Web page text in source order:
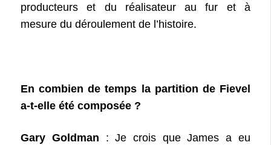
producteurs et du réalisateur au fur et à
mesure du déroulement de l’histoire.
En combien de temps la partition de Fievel
a-t-elle été composée ?
Gary Goldman : Je crois que James a eu